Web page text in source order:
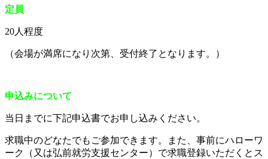
定員
20人程度
（会場が満席になり次第、受付終了となります。）
申込みについて
当日までに下記申込書でお申し込みください。
求職中のどなたでもご参加できます。また、事前にハローワ
ーク（又は弘前就労支援センター）で求職登録いただくとス